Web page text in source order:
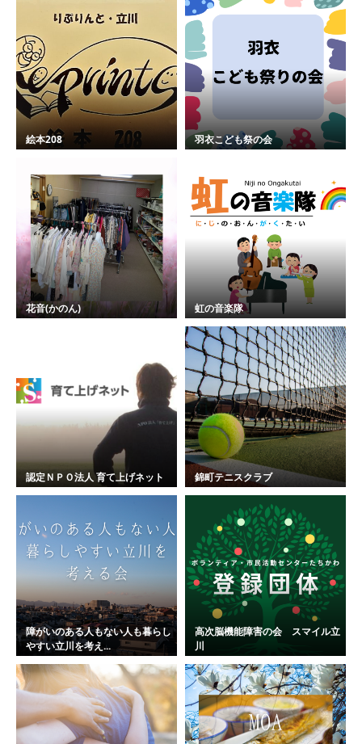
絵本208 羽衣こども祭の会
花音(かのん) 虹の音楽隊
認定ＮＰＯ法人 育て上げネット 錦町テニスクラブ
障がいのある人もない人も暮らし
やすい立川を考え...
高次脳機能障害の会 スマイル立
川